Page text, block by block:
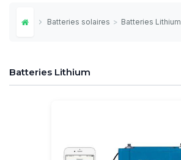
Home Batteries solaires > Batteries Lithium
Batteries Lithium